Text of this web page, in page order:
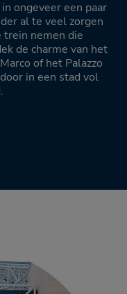
ongeveer een paar
al te veel zorgen
trein nemen die
de charme van het
of het Palazzo
in een stad vol